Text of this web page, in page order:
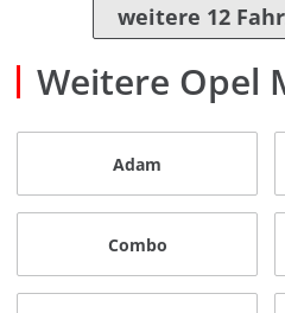
weitere 12
Weitere Opel
Adam
Combo